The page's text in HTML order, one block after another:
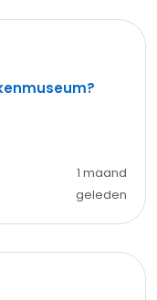
1 maand
geleden